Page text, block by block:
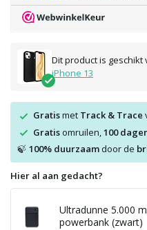
Dit product is geschikt
iPhone 13
Gratismet Track & Trace
Gratisomruilen, 100
🍃 100% duurzaamdoor de
Hier al aan gedacht?
Ultradunne 5.000
powerbank (zwart)